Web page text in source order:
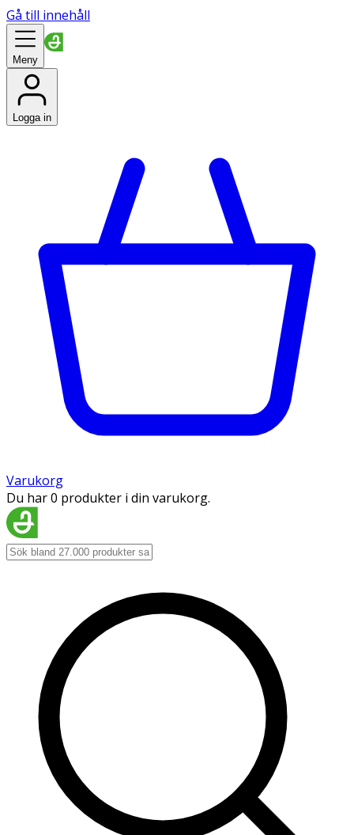
Gå till innehåll
Meny
Logga in
Varukorg
Du har 0 produkter i din varukorg.